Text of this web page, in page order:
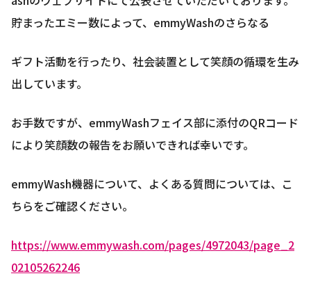
貯まったエミー数によって、emmyWashのさらなる
ギフト活動を行ったり、社会装置として笑顔の循環を生み
出しています。
お手数ですが、emmyWashフェイス部に添付のQRコード
により笑顔数の報告をお願いできれば幸いです。
emmyWash機器について、よくある質問については、こ
ちらをご確認ください。
https://www.emmywash.com/pages/4972043/page_2
02105262246